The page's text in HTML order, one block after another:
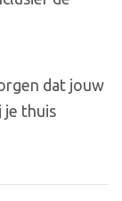
dat jouw
je thuis